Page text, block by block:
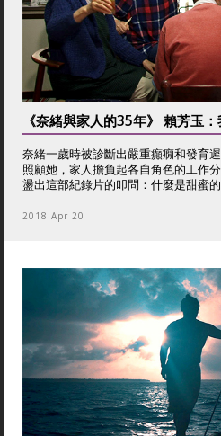
《奈緒與家人的35年》 賴芳玉
奈緒一歲時被診斷出嚴重癲癇和發育
照顧她，家人擔負起各自角色的工作
盪出這部紀錄片的叩問：什麼是甜蜜
2018 Apr 20